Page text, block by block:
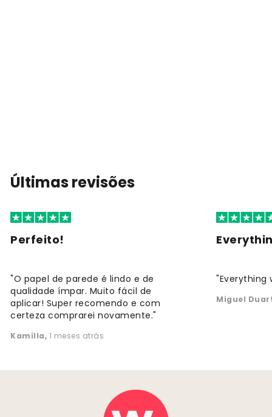
Últimas revisões
Perfeito!
"O papel de parede é lindo e de
qualidade ímpar. Muito fácil de
aplicar! Super recomendo e com
certeza comprarei novamente."
Kamilla, 1 meses atrás
"Everything
Miguel